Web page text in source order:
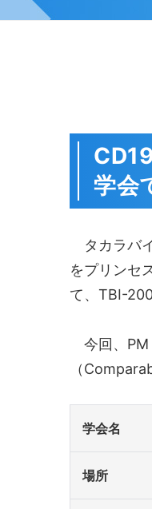
学会
タカラバ
をプリンセ
て、TBI-
今回、PM
（
学会名
場所